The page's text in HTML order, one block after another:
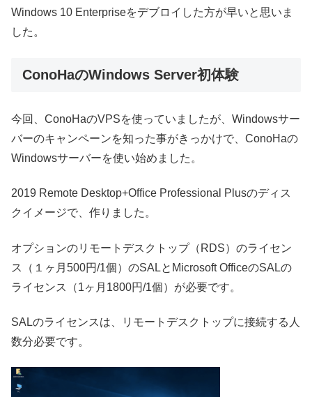
Windows 10 Enterpriseをデブロイした方が早いと思いま
した。
ConoHaのWindows Server初体験
今回、ConoHaのVPSを使っていましたが、Windowsサー
バーのキャンペーンを知った事がきっかけで、ConoHaの
Windowsサーバーを使い始めました。
2019 Remote Desktop+Office Professional Plusのディス
クイメージで、作りました。
オプションのリモートデスクトップ（RDS）のライセン
ス（１ヶ月500円/1個）のSALとMicrosoft OfficeのSALの
ライセンス（1ヶ月1800円/1個）が必要です。
SALのライセンスは、リモートデスクトップに接続する人
数分必要です。